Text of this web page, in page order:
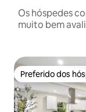
Os hóspedes
muito bem
Preferido dos
Preferido dos